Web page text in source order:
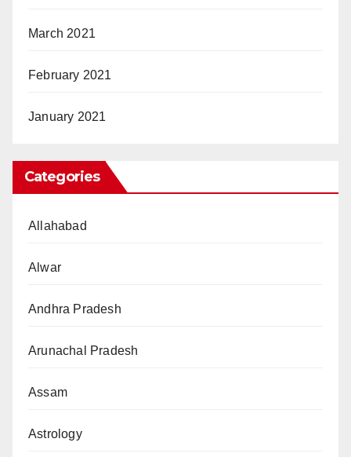
March 2021
February 2021
January 2021
Categories
Allahabad
Alwar
Andhra Pradesh
Arunachal Pradesh
Assam
Astrology